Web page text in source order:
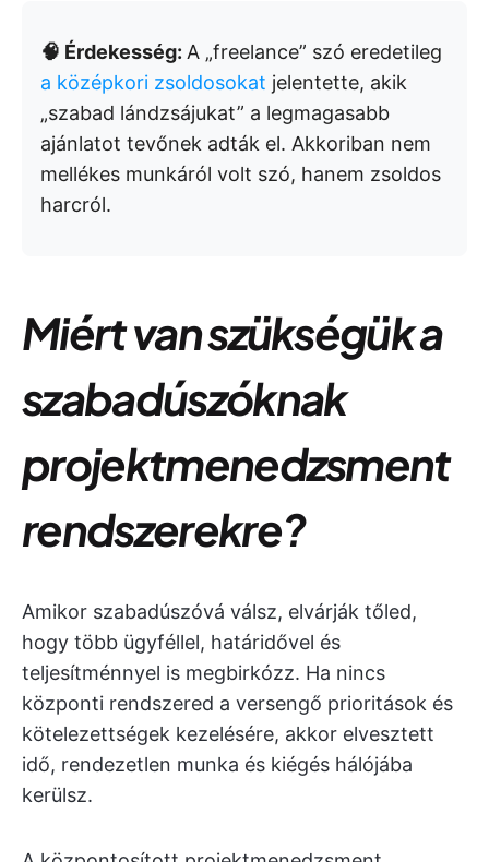
🧠 Érdekesség: A „freelance” szó eredetileg
a középkori zsoldosokat jelentette, akik
„szabad lándzsájukat” a legmagasabb
ajánlatot tevőnek adták el. Akkoriban nem
mellékes munkáról volt szó, hanem zsoldos
harcról.
Miért van szükségük a
szabadúszóknak
projektmenedzsment
rendszerekre?
Amikor szabadúszóvá válsz, elvárják tőled,
hogy több ügyféllel, határidővel és
teljesítménnyel is megbirkózz. Ha nincs
központi rendszered a versengő prioritások és
kötelezettségek kezelésére, akkor elvesztett
idő, rendezetlen munka és kiégés hálójába
kerülsz.